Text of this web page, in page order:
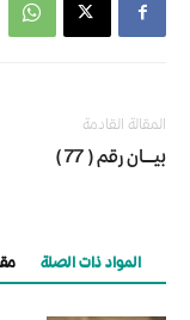
المقالة القادمة
بيـــان رقم ( 77 )
المواد ذات الصلة